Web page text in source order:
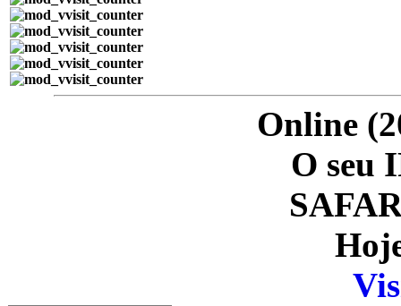
Online
O seu